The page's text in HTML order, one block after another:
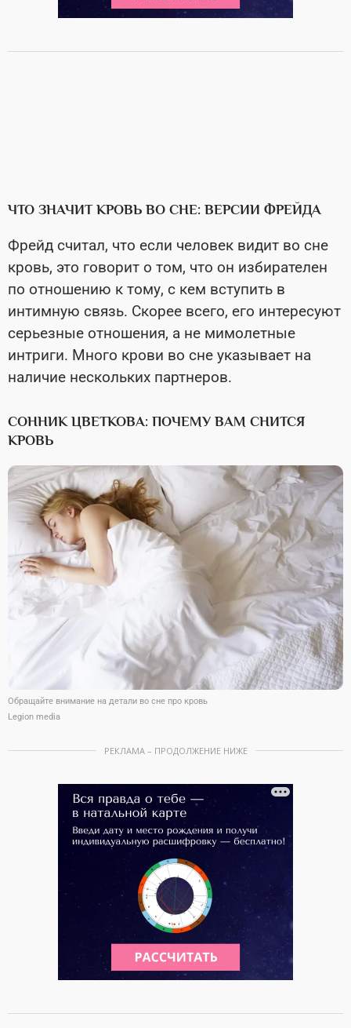
ЧТО ЗНАЧИТ КРОВЬ ВО СНЕ: ВЕРСИИ ФРЕЙДА
Фрейд считал, что если человек видит во сне
кровь, это говорит о том, что он избирателен
по отношению к тому, с кем вступить в
интимную связь. Скорее всего, его интересуют
серьезные отношения, а не мимолетные
интриги. Много крови во сне указывает на
наличие нескольких партнеров.
СОННИК ЦВЕТКОВА: ПОЧЕМУ ВАМ СНИТСЯ
КРОВЬ
Обращайте внимание на детали во сне про кровь
Legion media
РЕКЛАМА – ПРОДОЛЖЕНИЕ НИЖЕ